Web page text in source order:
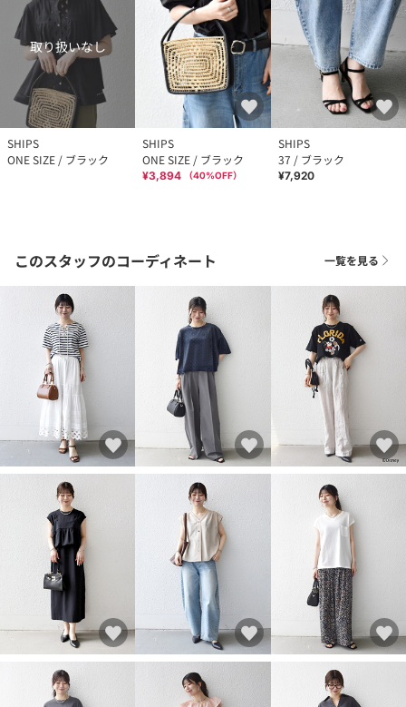
取り扱いなし
SHIPS
ONE SIZE / ブラック
SHIPS
ONE SIZE / ブラック
¥3,894 （40%OFF）
SHIPS
37 / ブラック
¥7,920
このスタッフのコーディネート 一覧を見る